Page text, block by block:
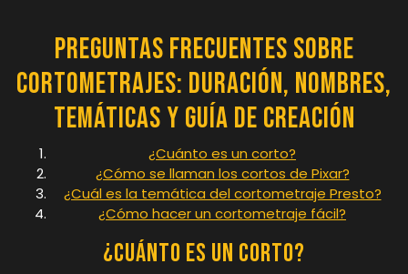
Preguntas Frecuentes sobre
Cortometrajes: Duración, Nombres,
Temáticas y Guía de Creación
¿Cuánto es un corto?
¿Cómo se llaman los cortos de Pixar?
¿Cuál es la temática del cortometraje Presto?
¿Cómo hacer un cortometraje fácil?
¿Cuánto es un corto?